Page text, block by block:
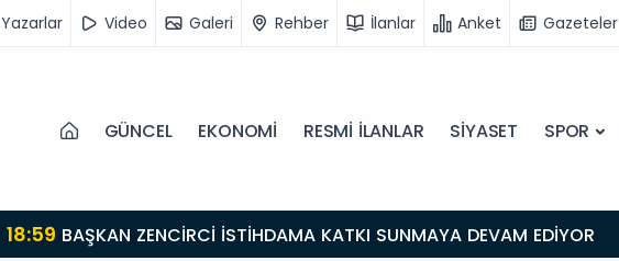
Yazarlar Video Galeri Rehber İlanlar Anket Gazeteler
GÜNCEL EKONOMİ RESMİ İLANLAR SİYASET SPOR
18:59 BAŞKAN ZENCİRCİ İSTİHDAMA KATKI SUNMAYA DEVAM EDİYOR